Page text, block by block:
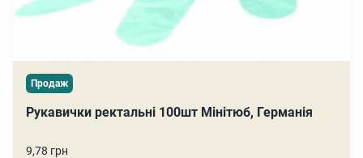
Продаж
Рукавички ректальні 100шт Мінітюб, Германія
9,78 грн